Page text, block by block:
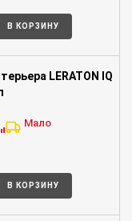
В КОРЗИНУ
LERATON IQ
Мало
В КОРЗИНУ